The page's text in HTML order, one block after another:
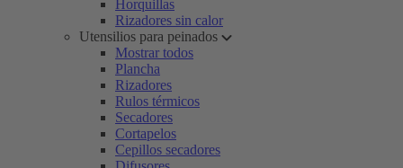
Horquillas
Rizadores sin calor
Utensilios para peinados
Mostrar todos
Plancha
Rizadores
Rulos térmicos
Secadores
Cortapelos
Cepillos secadores